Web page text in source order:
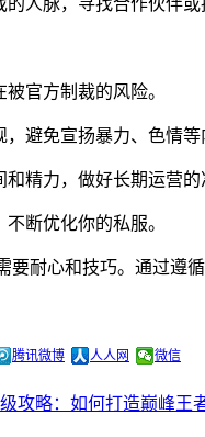
官方制裁的风险。
，避免宣扬暴力、色情等
精力，做好长期运营的
断优化你的私服。
要耐心和技巧。通过遵
腾讯微博 人人网 微信
攻略：如何打造巅峰王